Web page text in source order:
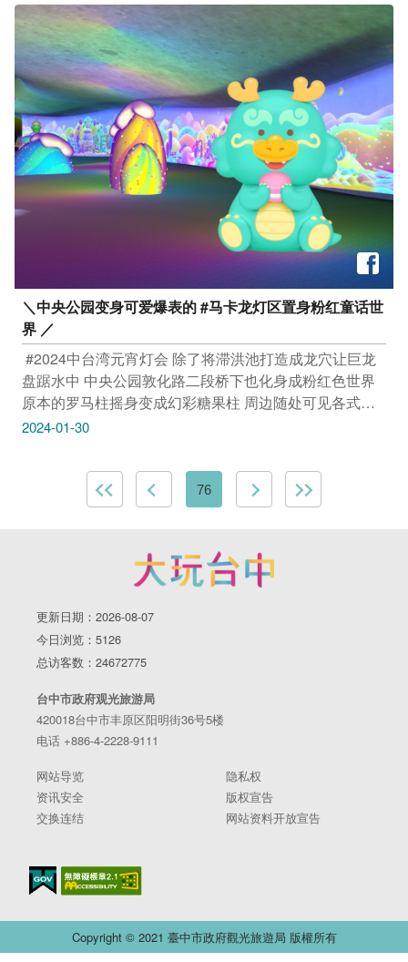
址:台中市大肚区瑞井路96号 瑞景社区彩绘墙 地址:台中
市大肚区瑞井里 只要Tag@taichungtravels 就有机会让你
的美照在大玩台中FB、IG、微博及台中观光旅游网上曝
光喔！ #taichungdiary #travel #igphoto #iseetaiwan
#scenery #Landscape #taichungtravels
#discovertaichung #観光 #写真 #旅行 #여행 #풍경 #风景
#旅行 #台中 #大玩台中 #台中景点 #瑞景社区彩绘墙 #一
斤面包 #大肚瑞井登山步道
＼中央公园变身可爱爆表的 #马卡龙灯区置身粉红童话世
界 ​／
​ #2024中台湾元宵灯会 除了将滞洪池打造成龙穴让巨龙
盘踞水中 中央公园敦化路二段桥下也化身成粉红色世界
原本的罗马柱摇身变成幻彩糖果柱 周边随处可见各式各
样的甜点装饰 专属灯会占地1公顷的绚丽马卡龙世界就此
爱心形状的龙角 和祥云般的龙眉 元宝造型的龙鼻 成为呆
萌可爱的灯区亮点 ​ 欢迎大家来到1:1糖果屋 为童话世界
拍下梦幻美照 ​ ​ 活动日期｜2024/2/16(五)-2024/2/25(日)
动地点｜台中市中央公园 更多「台中龙贺」灯会活动资
讯欢迎至台中观光旅游网（https://travel.taichung.gov.tw)
2024-01-30
76
更新日期：2026-08-07
今日浏览：5126
总访客数：24672775
台中市政府观光旅游局
420018台中市丰原区阳明街36号5楼
电话 +886-4-2228-9111
网站导览
隐私权
资讯安全
版权宣告
交换连结
网站资料开放宣告
Copyright © 2021 臺中市政府觀光旅遊局 版權所有